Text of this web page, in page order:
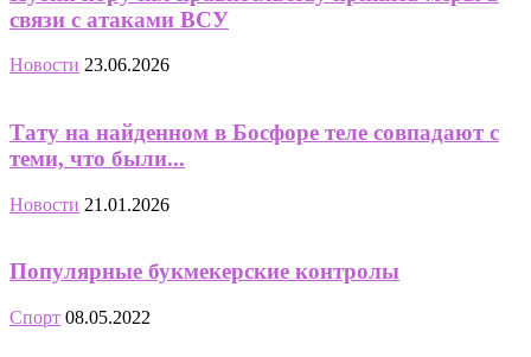
связи с атаками ВСУ
Новости 23.06.2026
Тату на найденном в Босфоре теле совпадают с
теми, что были...
Новости 21.01.2026
Популярные букмекерские контролы
Спорт 08.05.2022